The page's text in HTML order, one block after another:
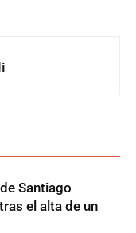
Santiago
el alta de un